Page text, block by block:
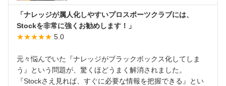
「ナレッジが属人化しやすいプロスポーツクラブには、
Stockを非常に強くお勧めします！」
★★★★★ 5.0
元々悩んでいた『ナレッジがブラックボックス化してしま
う』という問題が、驚くほどうまく解消されました。
『Stockさえ見れば、すぐに必要な情報を把握できる』とい